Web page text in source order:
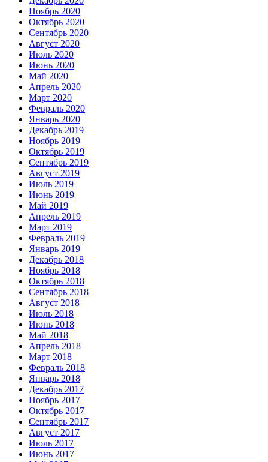
Ноябрь 2020
Октябрь 2020
Сентябрь 2020
Август 2020
Июль 2020
Июнь 2020
Май 2020
Апрель 2020
Март 2020
Февраль 2020
Январь 2020
Декабрь 2019
Ноябрь 2019
Октябрь 2019
Сентябрь 2019
Август 2019
Июль 2019
Июнь 2019
Май 2019
Апрель 2019
Март 2019
Февраль 2019
Январь 2019
Декабрь 2018
Ноябрь 2018
Октябрь 2018
Сентябрь 2018
Август 2018
Июль 2018
Июнь 2018
Май 2018
Апрель 2018
Март 2018
Февраль 2018
Январь 2018
Декабрь 2017
Ноябрь 2017
Октябрь 2017
Сентябрь 2017
Август 2017
Июль 2017
Июнь 2017